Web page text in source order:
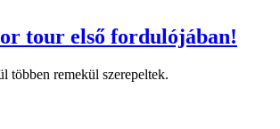
tour első fordulójában!
többen remekül szerepeltek.